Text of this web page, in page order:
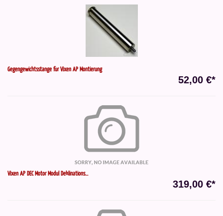
Gegengewichtsstange für Vixen AP Montierung
52,00 €*
Vixen AP DEC Motor Modul Deklinations...
319,00 €*